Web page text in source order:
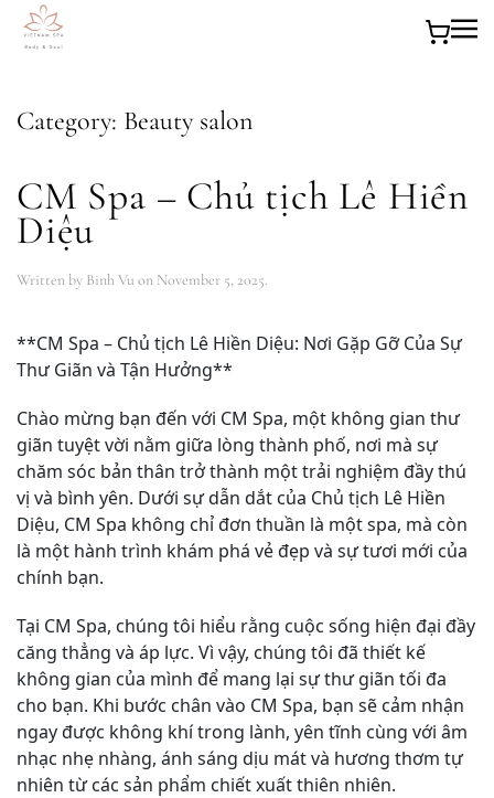
Category: Beauty salon
CM Spa – Chủ tịch Lê Hiền
Diệu
Written by Binh Vu on November 5, 2025.
**CM Spa – Chủ tịch Lê Hiền Diệu: Nơi Gặp Gỡ Của Sự
Thư Giãn và Tận Hưởng**
Chào mừng bạn đến với CM Spa, một không gian thư
giãn tuyệt vời nằm giữa lòng thành phố, nơi mà sự
chăm sóc bản thân trở thành một trải nghiệm đầy thú
vị và bình yên. Dưới sự dẫn dắt của Chủ tịch Lê Hiền
Diệu, CM Spa không chỉ đơn thuần là một spa, mà còn
là một hành trình khám phá vẻ đẹp và sự tươi mới của
chính bạn.
Tại CM Spa, chúng tôi hiểu rằng cuộc sống hiện đại đầy
căng thẳng và áp lực. Vì vậy, chúng tôi đã thiết kế
không gian của mình để mang lại sự thư giãn tối đa
cho bạn. Khi bước chân vào CM Spa, bạn sẽ cảm nhận
ngay được không khí trong lành, yên tĩnh cùng với âm
nhạc nhẹ nhàng, ánh sáng dịu mát và hương thơm tự
nhiên từ các sản phẩm chiết xuất thiên nhiên.